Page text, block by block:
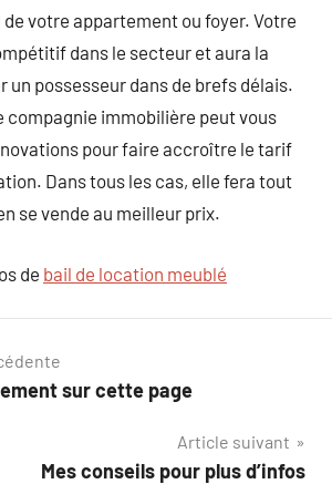
votre appartement ou foyer. Votre
dans le secteur et aura la
un possesseur dans de brefs délais.
compagnie immobilière peut vous
pour faire accroître le tarif
Dans tous les cas, elle fera tout
se vende au meilleur prix.
de bail de location meublé
sur cette page
Article suivant
Mes conseils pour plus d’infos